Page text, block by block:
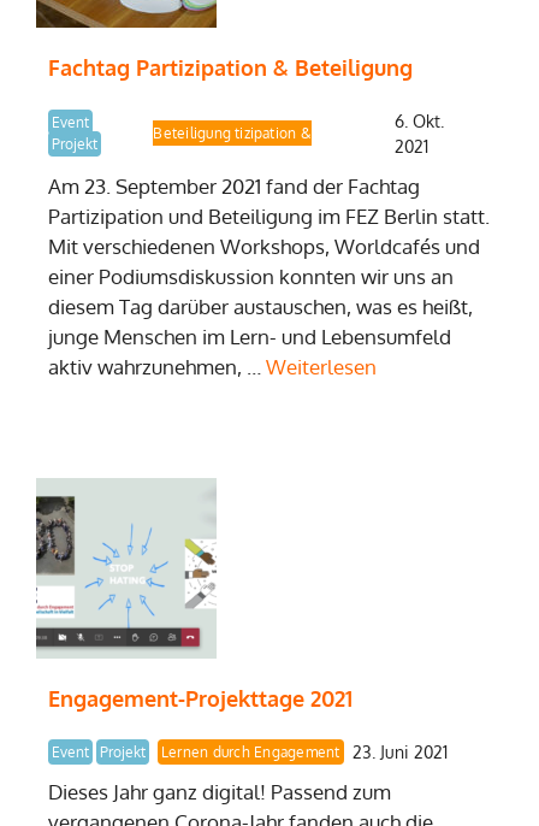
Fachtag Partizipation & Beteiligung
Event
Projekt
Fachtag Partizipation & Beteiligung
6. Okt.
2021
Am 23. September 2021 fand der Fachtag
Partizipation und Beteiligung im FEZ Berlin statt.
Mit verschiedenen Workshops, Worldcafés und
einer Podiumsdiskussion konnten wir uns an
diesem Tag darüber austauschen, was es heißt,
junge Menschen im Lern- und Lebensumfeld
aktiv wahrzunehmen, … Weiterlesen
Engagement-Projekttage 2021
Event Projekt Lernen durch Engagement 23. Juni 2021
Dieses Jahr ganz digital! Passend zum